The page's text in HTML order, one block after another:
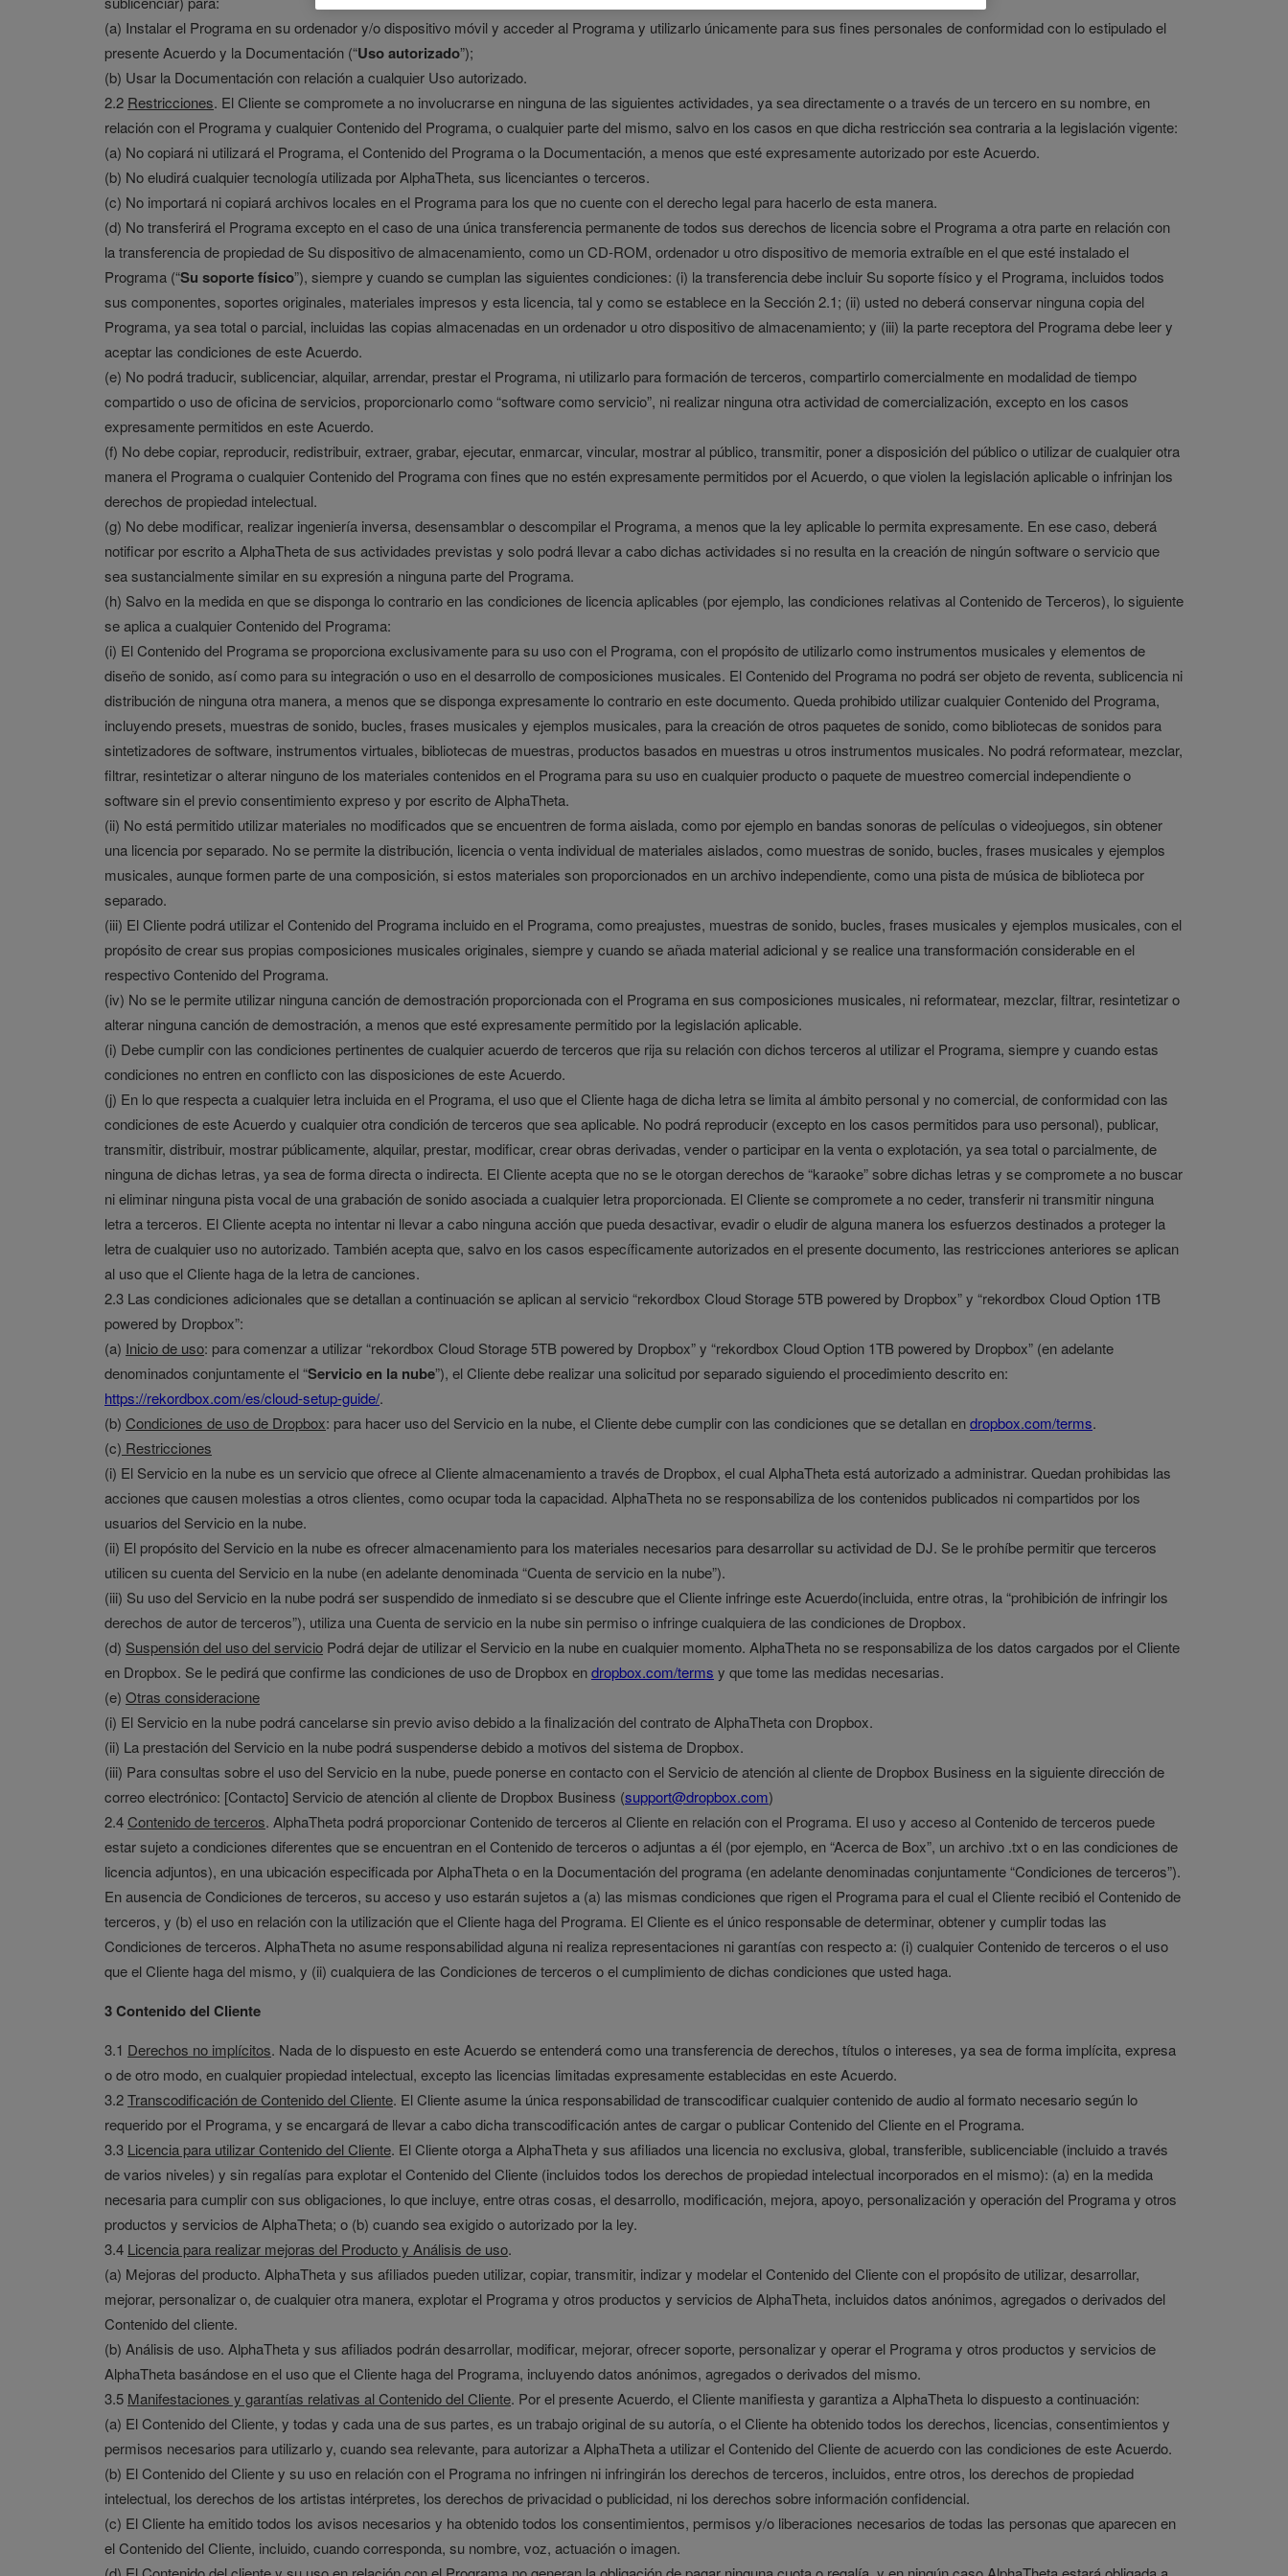
(a) Instalar el Programa en su ordenador y/o dispositivo móvil y acceder al Programa y utilizarlo únicamente para sus fines personales de conformidad con lo estipulado el
presente Acuerdo y la Documentación (“Uso autorizado”);
(b) Usar la Documentación con relación a cualquier Uso autorizado.
2.2 Restricciones. El Cliente se compromete a no involucrarse en ninguna de las siguientes actividades, ya sea directamente o a través de un tercero en su nombre, en
relación con el Programa y cualquier Contenido del Programa, o cualquier parte del mismo, salvo en los casos en que dicha restricción sea contraria a la legislación vigente:
(a) No copiará ni utilizará el Programa, el Contenido del Programa o la Documentación, a menos que esté expresamente autorizado por este Acuerdo.
(b) No eludirá cualquier tecnología utilizada por AlphaTheta, sus licenciantes o terceros.
(c) No importará ni copiará archivos locales en el Programa para los que no cuente con el derecho legal para hacerlo de esta manera.
(d) No transferirá el Programa excepto en el caso de una única transferencia permanente de todos sus derechos de licencia sobre el Programa a otra parte en relación con
la transferencia de propiedad de Su dispositivo de almacenamiento, como un CD-ROM, ordenador u otro dispositivo de memoria extraíble en el que esté instalado el
Programa (“Su soporte físico”), siempre y cuando se cumplan las siguientes condiciones: (i) la transferencia debe incluir Su soporte físico y el Programa, incluidos todos
sus componentes, soportes originales, materiales impresos y esta licencia, tal y como se establece en la Sección 2.1; (ii) usted no deberá conservar ninguna copia del
Programa, ya sea total o parcial, incluidas las copias almacenadas en un ordenador u otro dispositivo de almacenamiento; y (iii) la parte receptora del Programa debe leer y
aceptar las condiciones de este Acuerdo.
(e) No podrá traducir, sublicenciar, alquilar, arrendar, prestar el Programa, ni utilizarlo para formación de terceros, compartirlo comercialmente en modalidad de tiempo
compartido o uso de oficina de servicios, proporcionarlo como “software como servicio”, ni realizar ninguna otra actividad de comercialización, excepto en los casos
expresamente permitidos en este Acuerdo.
(f) No debe copiar, reproducir, redistribuir, extraer, grabar, ejecutar, enmarcar, vincular, mostrar al público, transmitir, poner a disposición del público o utilizar de cualquier otra
manera el Programa o cualquier Contenido del Programa con fines que no estén expresamente permitidos por el Acuerdo, o que violen la legislación aplicable o infrinjan los
derechos de propiedad intelectual.
(g) No debe modificar, realizar ingeniería inversa, desensamblar o descompilar el Programa, a menos que la ley aplicable lo permita expresamente. En ese caso, deberá
notificar por escrito a AlphaTheta de sus actividades previstas y solo podrá llevar a cabo dichas actividades si no resulta en la creación de ningún software o servicio que
sea sustancialmente similar en su expresión a ninguna parte del Programa.
(h) Salvo en la medida en que se disponga lo contrario en las condiciones de licencia aplicables (por ejemplo, las condiciones relativas al Contenido de Terceros), lo siguiente
se aplica a cualquier Contenido del Programa:
(i) El Contenido del Programa se proporciona exclusivamente para su uso con el Programa, con el propósito de utilizarlo como instrumentos musicales y elementos de
diseño de sonido, así como para su integración o uso en el desarrollo de composiciones musicales. El Contenido del Programa no podrá ser objeto de reventa, sublicencia ni
distribución de ninguna otra manera, a menos que se disponga expresamente lo contrario en este documento. Queda prohibido utilizar cualquier Contenido del Programa,
incluyendo presets, muestras de sonido, bucles, frases musicales y ejemplos musicales, para la creación de otros paquetes de sonido, como bibliotecas de sonidos para
sintetizadores de software, instrumentos virtuales, bibliotecas de muestras, productos basados en muestras u otros instrumentos musicales. No podrá reformatear, mezclar,
filtrar, resintetizar o alterar ninguno de los materiales contenidos en el Programa para su uso en cualquier producto o paquete de muestreo comercial independiente o
software sin el previo consentimiento expreso y por escrito de AlphaTheta.
(ii) No está permitido utilizar materiales no modificados que se encuentren de forma aislada, como por ejemplo en bandas sonoras de películas o videojuegos, sin obtener
una licencia por separado. No se permite la distribución, licencia o venta individual de materiales aislados, como muestras de sonido, bucles, frases musicales y ejemplos
musicales, aunque formen parte de una composición, si estos materiales son proporcionados en un archivo independiente, como una pista de música de biblioteca por
separado.
(iii) El Cliente podrá utilizar el Contenido del Programa incluido en el Programa, como preajustes, muestras de sonido, bucles, frases musicales y ejemplos musicales, con el
propósito de crear sus propias composiciones musicales originales, siempre y cuando se añada material adicional y se realice una transformación considerable en el
respectivo Contenido del Programa.
(iv) No se le permite utilizar ninguna canción de demostración proporcionada con el Programa en sus composiciones musicales, ni reformatear, mezclar, filtrar, resintetizar o
alterar ninguna canción de demostración, a menos que esté expresamente permitido por la legislación aplicable.
(i) Debe cumplir con las condiciones pertinentes de cualquier acuerdo de terceros que rija su relación con dichos terceros al utilizar el Programa, siempre y cuando estas
condiciones no entren en conflicto con las disposiciones de este Acuerdo.
(j) En lo que respecta a cualquier letra incluida en el Programa, el uso que el Cliente haga de dicha letra se limita al ámbito personal y no comercial, de conformidad con las
condiciones de este Acuerdo y cualquier otra condición de terceros que sea aplicable. No podrá reproducir (excepto en los casos permitidos para uso personal), publicar,
transmitir, distribuir, mostrar públicamente, alquilar, prestar, modificar, crear obras derivadas, vender o participar en la venta o explotación, ya sea total o parcialmente, de
ninguna de dichas letras, ya sea de forma directa o indirecta. El Cliente acepta que no se le otorgan derechos de “karaoke” sobre dichas letras y se compromete a no buscar
ni eliminar ninguna pista vocal de una grabación de sonido asociada a cualquier letra proporcionada. El Cliente se compromete a no ceder, transferir ni transmitir ninguna
letra a terceros. El Cliente acepta no intentar ni llevar a cabo ninguna acción que pueda desactivar, evadir o eludir de alguna manera los esfuerzos destinados a proteger la
letra de cualquier uso no autorizado. También acepta que, salvo en los casos específicamente autorizados en el presente documento, las restricciones anteriores se aplican
al uso que el Cliente haga de la letra de canciones.
2.3 Las condiciones adicionales que se detallan a continuación se aplican al servicio “rekordbox Cloud Storage 5TB powered by Dropbox” y “rekordbox Cloud Option 1TB
powered by Dropbox”:
(a) Inicio de uso: para comenzar a utilizar “rekordbox Cloud Storage 5TB powered by Dropbox” y “rekordbox Cloud Option 1TB powered by Dropbox” (en adelante
denominados conjuntamente el “Servicio en la nube”), el Cliente debe realizar una solicitud por separado siguiendo el procedimiento descrito en:
https://rekordbox.com/es/cloud-setup-guide/.
(b) Condiciones de uso de Dropbox: para hacer uso del Servicio en la nube, el Cliente debe cumplir con las condiciones que se detallan endropbox.com/terms.
(c) Restricciones
(i) El Servicio en la nube es un servicio que ofrece al Cliente almacenamiento a través de Dropbox, el cual AlphaTheta está autorizado a administrar. Quedan prohibidas las
acciones que causen molestias a otros clientes, como ocupar toda la capacidad. AlphaTheta no se responsabiliza de los contenidos publicados ni compartidos por los
usuarios del Servicio en la nube.
(ii) El propósito del Servicio en la nube es ofrecer almacenamiento para los materiales necesarios para desarrollar su actividad de DJ. Se le prohíbe permitir que terceros
utilicen su cuenta del Servicio en la nube (en adelante denominada “Cuenta de servicio en la nube”).
(iii) Su uso del Servicio en la nube podrá ser suspendido de inmediato si se descubre que el Cliente infringe este Acuerdo(incluida, entre otras, la “prohibición de infringir los
derechos de autor de terceros”), utiliza una Cuenta de servicio en la nube sin permiso o infringe cualquiera de las condiciones de Dropbox.
(d) Suspensión del uso del servicio Podrá dejar de utilizar el Servicio en la nube en cualquier momento. AlphaTheta no se responsabiliza de los datos cargados por el Cliente
en Dropbox. Se le pedirá que confirme las condiciones de uso de Dropbox endropbox.com/terms y que tome las medidas necesarias.
(e) Otras consideracione
(i) El Servicio en la nube podrá cancelarse sin previo aviso debido a la finalización del contrato de AlphaTheta con Dropbox.
(ii) La prestación del Servicio en la nube podrá suspenderse debido a motivos del sistema de Dropbox.
(iii) Para consultas sobre el uso del Servicio en la nube, puede ponerse en contacto con el Servicio de atención al cliente de Dropbox Business en la siguiente dirección de
correo electrónico: [Contacto] Servicio de atención al cliente de Dropbox Business (support@dropbox.com)
2.4Contenido de terceros. AlphaTheta podrá proporcionar Contenido de terceros al Cliente en relación con el Programa. El uso y acceso al Contenido de terceros puede
estar sujeto a condiciones diferentes que se encuentran en el Contenido de terceros o adjuntas a él (por ejemplo, en “Acerca de Box”, un archivo .txt o en las condiciones de
licencia adjuntos), en una ubicación especificada por AlphaTheta o en la Documentación del programa (en adelante denominadas conjuntamente “Condiciones de terceros”).
En ausencia de Condiciones de terceros, su acceso y uso estarán sujetos a (a) las mismas condiciones que rigen el Programa para el cual el Cliente recibió el Contenido de
terceros, y (b) el uso en relación con la utilización que el Cliente haga del Programa. El Cliente es el único responsable de determinar, obtener y cumplir todas las
Condiciones de terceros. AlphaTheta no asume responsabilidad alguna ni realiza representaciones ni garantías con respecto a: (i) cualquier Contenido de terceros o el uso
que el Cliente haga del mismo, y (ii) cualquiera de las Condiciones de terceros o el cumplimiento de dichas condiciones que usted haga.
3 Contenido del Cliente
3.1 Derechos no implícitos. Nada de lo dispuesto en este Acuerdo se entenderá como una transferencia de derechos, títulos o intereses, ya sea de forma implícita, expresa
o de otro modo, en cualquier propiedad intelectual, excepto las licencias limitadas expresamente establecidas en este Acuerdo.
3.2Transcodificación de Contenido del Cliente. El Cliente asume la única responsabilidad de transcodificar cualquier contenido de audio al formato necesario según lo
requerido por el Programa, y se encargará de llevar a cabo dicha transcodificación antes de cargar o publicar Contenido del Cliente en el Programa.
3.3 Licencia para utilizar Contenido del Cliente. El Cliente otorga a AlphaTheta y sus afiliados una licencia no exclusiva, global, transferible, sublicenciable (incluido a través
de varios niveles) y sin regalías para explotar el Contenido del Cliente (incluidos todos los derechos de propiedad intelectual incorporados en el mismo): (a) en la medida
necesaria para cumplir con sus obligaciones, lo que incluye, entre otras cosas, el desarrollo, modificación, mejora, apoyo, personalización y operación del Programa y otros
productos y servicios de AlphaTheta; o (b) cuando sea exigido o autorizado por la ley.
3.4 Licencia para realizar mejoras del Producto y Análisis de uso.
(a) Mejoras del producto. AlphaTheta y sus afiliados pueden utilizar, copiar, transmitir, indizar y modelar el Contenido del Cliente con el propósito de utilizar, desarrollar,
mejorar, personalizar o, de cualquier otra manera, explotar el Programa y otros productos y servicios de AlphaTheta, incluidos datos anónimos, agregados o derivados del
Contenido del cliente.
(b) Análisis de uso. AlphaTheta y sus afiliados podrán desarrollar, modificar, mejorar, ofrecer soporte, personalizar y operar el Programa y otros productos y servicios de
AlphaTheta basándose en el uso que el Cliente haga del Programa, incluyendo datos anónimos, agregados o derivados del mismo.
3.5 Manifestaciones y garantías relativas al Contenido del Cliente. Por el presente Acuerdo, el Cliente manifiesta y garantiza a AlphaTheta lo dispuesto a continuación:
(a) El Contenido del Cliente, y todas y cada una de sus partes, es un trabajo original de su autoría, o el Cliente ha obtenido todos los derechos, licencias, consentimientos y
permisos necesarios para utilizarlo y, cuando sea relevante, para autorizar a AlphaTheta a utilizar el Contenido del Cliente de acuerdo con las condiciones de este Acuerdo.
(b) El Contenido del Cliente y su uso en relación con el Programa no infringen ni infringirán los derechos de terceros, incluidos, entre otros, los derechos de propiedad
intelectual, los derechos de los artistas intérpretes, los derechos de privacidad o publicidad, ni los derechos sobre información confidencial.
(c) El Cliente ha emitido todos los avisos necesarios y ha obtenido todos los consentimientos, permisos y/o liberaciones necesarios de todas las personas que aparecen en
el Contenido del Cliente, incluido, cuando corresponda, su nombre, voz, actuación o imagen.